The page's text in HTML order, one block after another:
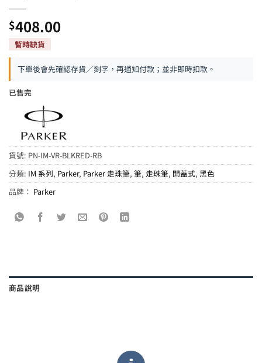
$408.00
下單後會先確認存貨／刻字，再通知付款；並非即時扣款。
已售完
貨號: PN-IM-VR-BLKRED-RB
分類: IM 系列, Parker, Parker 走珠筆, 筆, 走珠筆, 開蓋式, 黑色
品牌： Parker
商品說明